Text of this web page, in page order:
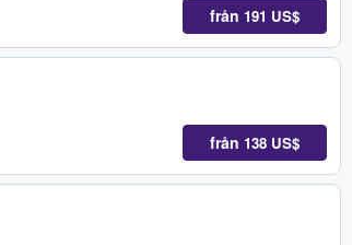
från 191 US$
från 138 US$